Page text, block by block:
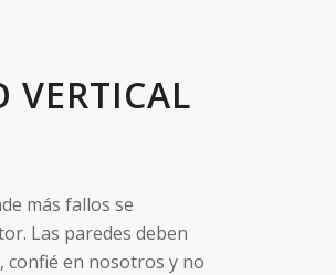
VERTICAL
más fallos se
Las paredes deben
en nosotros y no